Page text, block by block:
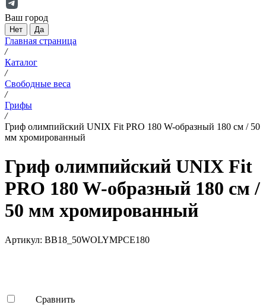
Ваш город
Нет Да
Главная страница
/
Каталог
/
Свободные веса
/
Грифы
/
Гриф олимпийский UNIX Fit PRO 180 W-образный 180 см / 50
мм хромированный
Гриф олимпийский UNIX Fit
PRO 180 W-образный 180 см /
50 мм хромированный
Артикул: BB18_50WOLYMPCE180
Сравнить